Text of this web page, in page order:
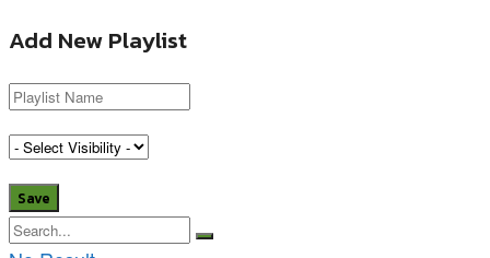
Add New Playlist